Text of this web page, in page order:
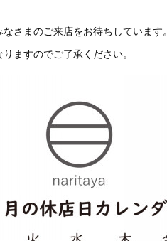
さまのご来店をお待ちしています。
ますのでご了承ください。